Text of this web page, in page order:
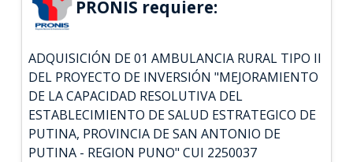
PRONIS requiere:
ADQUISICIÓN DE 01 AMBULANCIA RURAL TIPO II
DEL PROYECTO DE INVERSIÓN "MEJORAMIENTO
DE LA CAPACIDAD RESOLUTIVA DEL
ESTABLECIMIENTO DE SALUD ESTRATEGICO DE
PUTINA, PROVINCIA DE SAN ANTONIO DE
PUTINA - REGION PUNO" CUI 2250037